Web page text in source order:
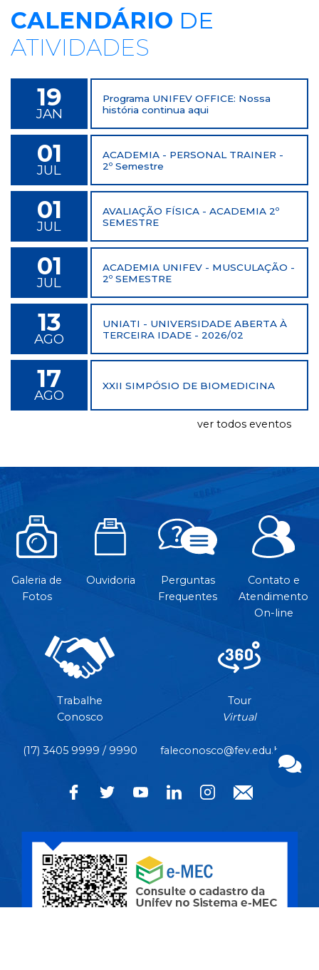
CALENDÁRIO DE
ATIVIDADES
19
JAN
Programa UNIFEV OFFICE: Nossa
história continua aqui
01
JUL
ACADEMIA - PERSONAL TRAINER -
2º Semestre
01
JUL
AVALIAÇÃO FÍSICA - ACADEMIA 2º
SEMESTRE
01
JUL
ACADEMIA UNIFEV - MUSCULAÇÃO -
2º SEMESTRE
13
AGO
UNIATI - UNIVERSIDADE ABERTA À
TERCEIRA IDADE - 2026/02
17
AGO
XXII SIMPÓSIO DE BIOMEDICINA
ver todos eventos
Galeria de
Fotos
Ouvidoria
Perguntas
Frequentes
Contato e
Atendimento
On-line
Trabalhe
Conosco
Tour
Virtual
(17) 3405 9999 / 9990 faleconosco@fev.edu.br